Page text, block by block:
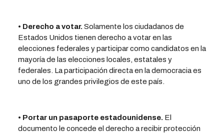
• Derecho a votar. Solamente los ciudadanos de
Estados Unidos tienen derecho a votar en las
elecciones federales y participar como candidatos en la
mayoría de las elecciones locales, estatales y
federales. La participación directa en la democracia es
uno de los grandes privilegios de este país.
• Portar un pasaporte estadounidense.El
documento le concede el derecho a recibir protección